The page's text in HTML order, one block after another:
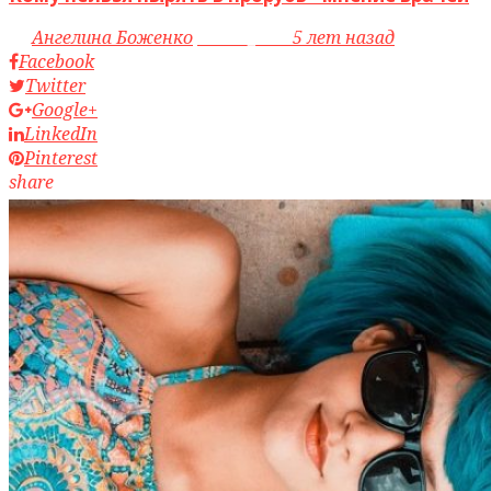
byАнгелина Боженко
5 лет назад
Facebook
Twitter
Google+
LinkedIn
Pinterest
share